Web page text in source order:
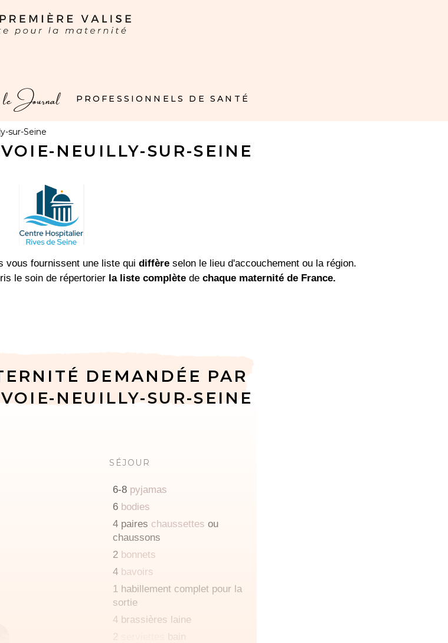
le Journal PROFESSIONNELS DE SANTÉ
sur-Seine
NEUILLY-SUR-SEINE
vous fournissent une liste quidiffère selon le lieu d'accouchement ou la région.
le soin de répertorier la liste complète dechaque maternité de France.
DEMANDÉE PAR
NEUILLY-SUR-SEINE
SÉJOUR
6-8 pyjamas
6 bodies
4 paires chaussettes ou
chaussons
2 bonnets
4 bavoirs
1 habillement complet pour la
sortie
4 brassières laine
2